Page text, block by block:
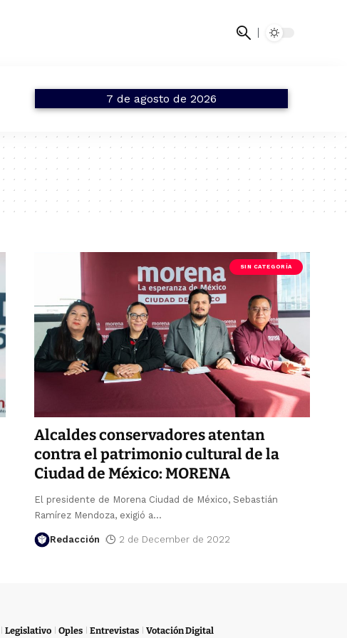
7 de agosto de 2026
SIN CATEGORÍA
Alcaldes conservadores atentan
contra el patrimonio cultural de la
Ciudad de México: MORENA
El presidente de Morena Ciudad de México, Sebastián
Ramírez Mendoza, exigió a…
Redacción 2 de December de 2022
Legislativo Oples Entrevistas Votación Digital